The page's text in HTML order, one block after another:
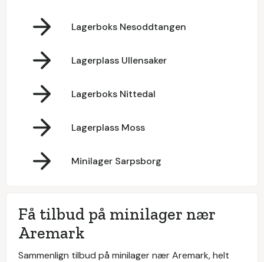
Lagerboks Nesoddtangen
Lagerplass Ullensaker
Lagerboks Nittedal
Lagerplass Moss
Minilager Sarpsborg
Få tilbud på minilager nær
Aremark
Sammenlign tilbud på minilager nær Aremark, helt